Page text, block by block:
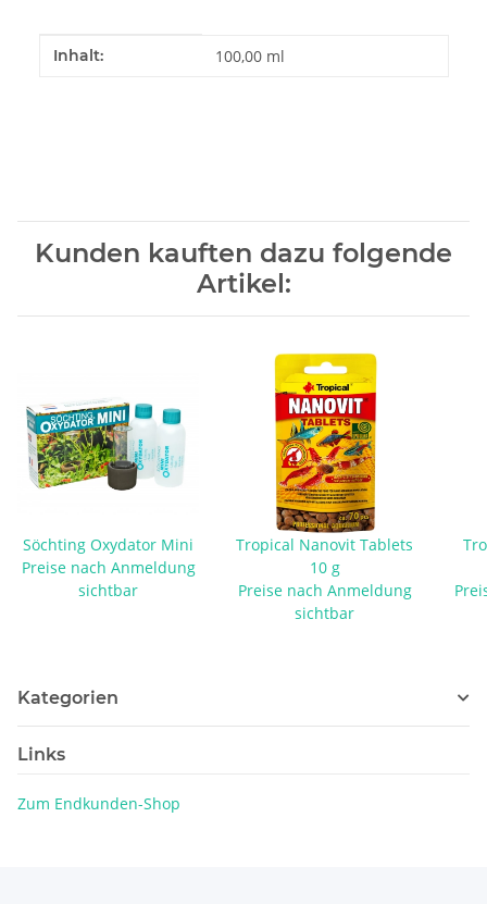
Produkteigenschaft
Wert
Inhalt: 100,00 ml
Kunden kauften dazu folgende
Artikel:
Söchting Oxydator Mini
Preise nach Anmeldung
sichtbar
Tropical Nanovit Tablets
10 g
Preise nach Anmeldung
sichtbar
Kategorien
Links
Zum Endkunden-Shop